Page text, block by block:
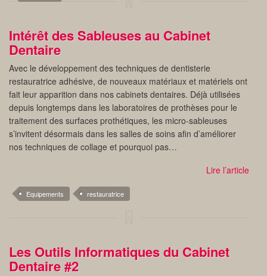
Intérêt des Sableuses au Cabinet
Dentaire
Avec le développement des techniques de dentisterie
restauratrice adhésive, de nouveaux matériaux et matériels ont
fait leur apparition dans nos cabinets dentaires. Déjà utilisées
depuis longtemps dans les laboratoires de prothèses pour le
traitement des surfaces prothétiques, les micro-sableuses
s’invitent désormais dans les salles de soins afin d’améliorer
nos techniques de collage et pourquoi pas…
Lire l’article
Equipements restauratrice
Les Outils Informatiques du Cabinet
Dentaire #2